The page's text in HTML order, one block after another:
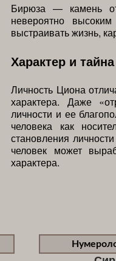
Бирюза — камень
невероятно
выстраивать жизнь,
Характер и
Личность Циона
характера. Даже
личности и ее
человека как
становления
человек может
характера.